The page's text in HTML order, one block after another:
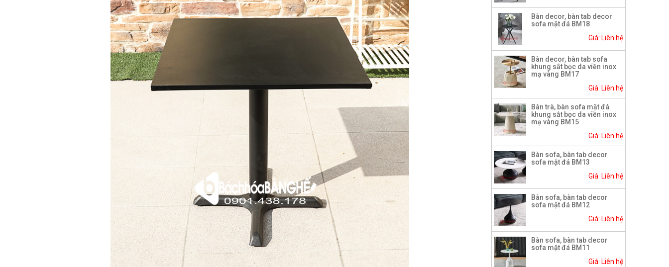
Bàn decor, bàn tab decor
sofa mặt đá BM18
Giá: Liên hệ
Bàn decor, bàn tab sofa
khung sắt bọc da viền inox
mạ vàng BM17
Giá: Liên hệ
Bàn trà, bàn sofa mặt đá
khung sắt bọc da viền inox
mạ vàng BM15
Giá: Liên hệ
Bàn sofa, bàn tab decor
sofa mặt đá BM13
Giá: Liên hệ
Bàn sofa, bàn tab decor
sofa mặt đá BM12
Giá: Liên hệ
Bàn sofa, bàn tab decor
sofa mặt đá BM11
Giá: Liên hệ